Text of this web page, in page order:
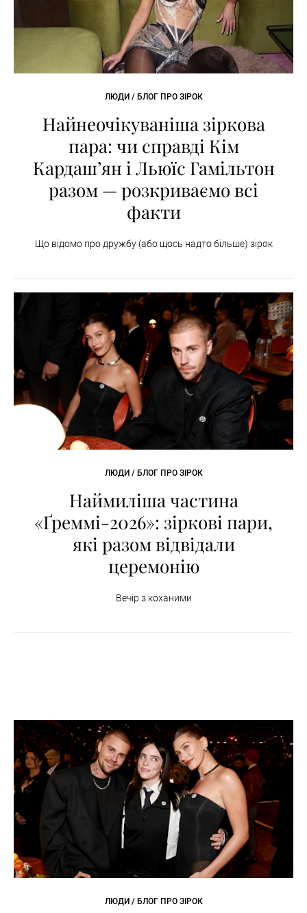
ЛЮДИ / БЛОГ ПРО ЗІРОК
Найнеочікуваніша зіркова
пара: чи справді Кім
Кардашʼян і Льюїс Гамільтон
разом — розкриваємо всі
факти
Що відомо про дружбу (або щось надто більше) зірок
ЛЮДИ / БЛОГ ПРО ЗІРОК
Наймиліша частина
«Ґреммі-2026»: зіркові пари,
які разом відвідали
церемонію
Вечір з коханими
ЛЮДИ / БЛОГ ПРО ЗІРОК